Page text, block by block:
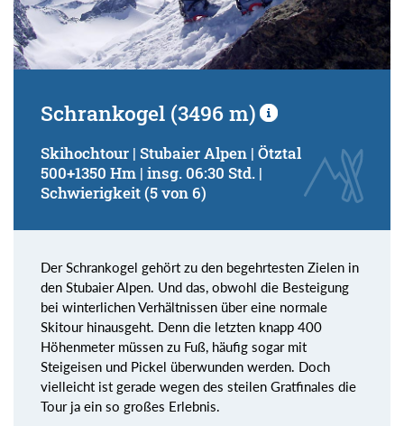
Schrankogel (3496 m)
Skihochtour | Stubaier Alpen | Ötztal
500+1350 Hm | insg. 06:30 Std. |
Schwierigkeit (5 von 6)
Der Schrankogel gehört zu den begehrtesten Zielen in
den Stubaier Alpen. Und das, obwohl die Besteigung
bei winterlichen Verhältnissen über eine normale
Skitour hinausgeht. Denn die letzten knapp 400
Höhenmeter müssen zu Fuß, häufig sogar mit
Steigeisen und Pickel überwunden werden. Doch
vielleicht ist gerade wegen des steilen Gratfinales die
Tour ja ein so großes Erlebnis.